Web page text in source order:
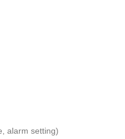
alarm setting)